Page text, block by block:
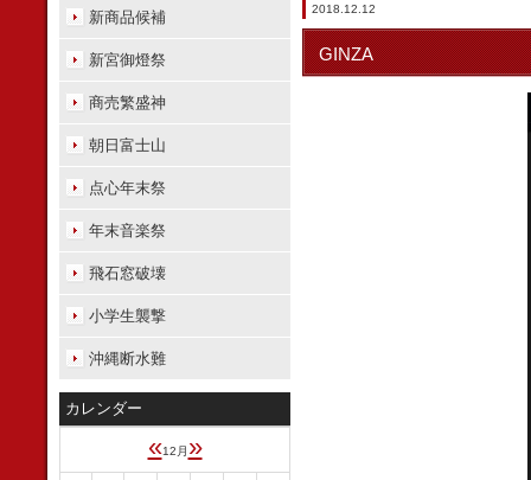
2018.12.12
GINZA
新商品候補
新宮御燈祭
商売繁盛神
朝日富士山
点心年末祭
年末音楽祭
飛石窓破壊
小学生襲撃
沖縄断水難
カレンダー
«12月 »